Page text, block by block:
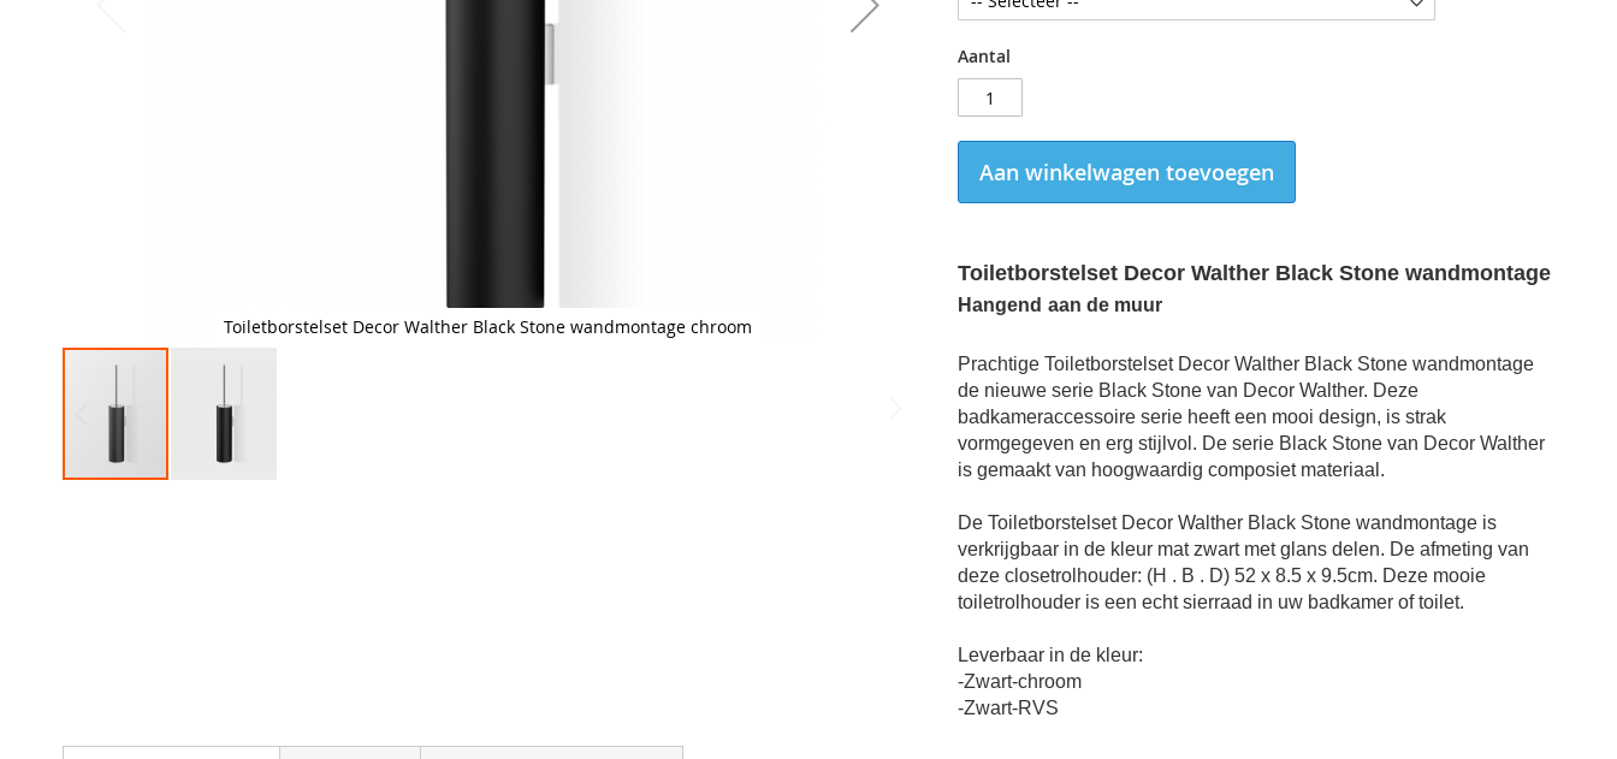
Aantal
Aan winkelwagen toevoegen
Toiletborstelset Decor Walther Black Stone wandmontage
Hangend aan de muur
Prachtige Toiletborstelset Decor Walther Black Stone wandmontage
de nieuwe serie Black Stone van Decor Walther. Deze
badkameraccessoire serie heeft een mooi design, is strak
vormgegeven en erg stijlvol. De serie Black Stone van Decor Walther
is gemaaktvan hoogwaardig composiet materiaal.
De Toiletborstelset Decor Walther Black Stone wandmontage is
verkrijgbaar in de kleur mat zwart met glans delen. De afmeting van
deze closetrolhouder: (H . B . D) 52 x 8.5 x 9.5cm. Deze mooie
toiletrolhouder is een echt sierraad in uw badkamer of toilet.
Leverbaar in de kleur:
-Zwart-chroom
-Zwart-RVS
Toiletborstelset Decor Walther Black Stone wandmontage chroom